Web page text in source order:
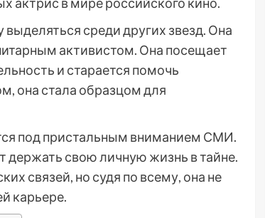
актрис в мире российского кино.
выделяться среди других звезд. Она
активистом. Она посещает
и старается помочь
она стала образцом для
под пристальным вниманием СМИ.
держать свою личную жизнь в тайне.
связей, но судя по всему, она не
карьере.